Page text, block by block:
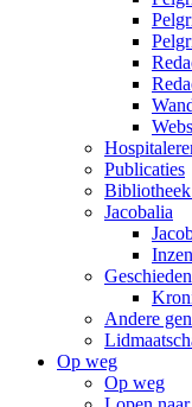
Publicaties
Jacobalia
Andere
Op weg
Op weg